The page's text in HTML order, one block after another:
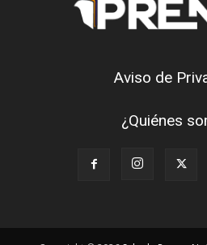
Aviso de
¿Quiénes